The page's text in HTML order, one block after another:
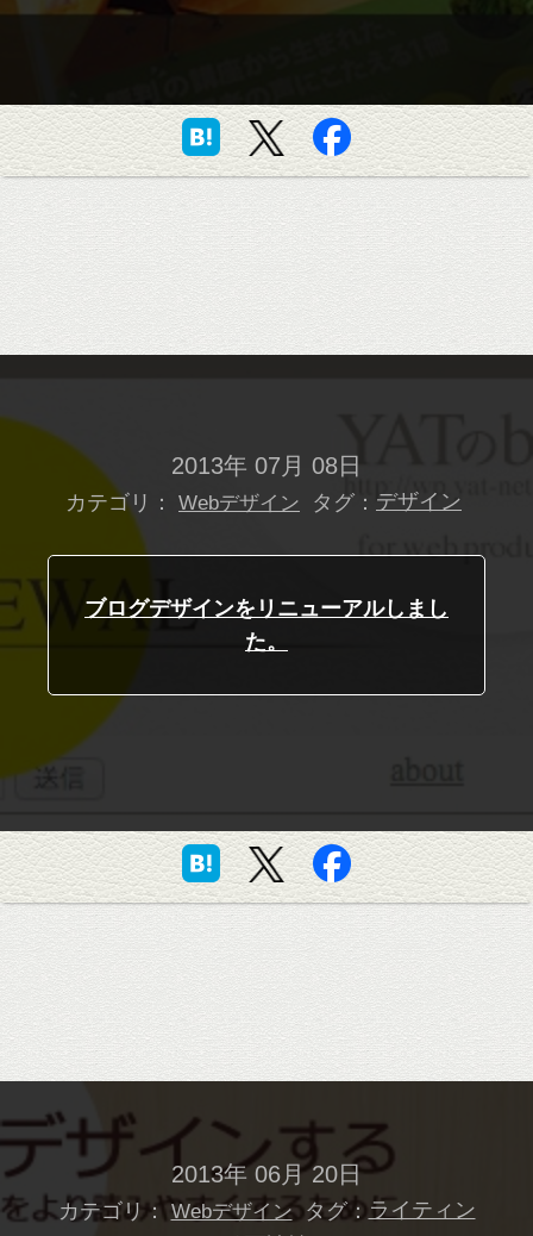
2013年 07月 08日
カテゴリ： Webデザイン タグ： デザイン
ブログデザインをリニューアルしまし
た。
2013年 06月 20日
カテゴリ： Webデザイン タグ： ライティン